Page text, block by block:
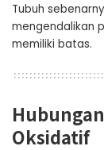
Tubuh
mengendalikan
memiliki batas.
Oksidatif